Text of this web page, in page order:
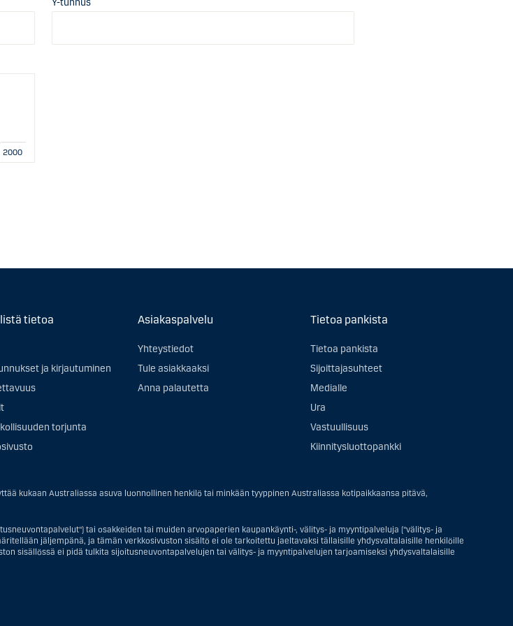
2000
tietoa
ja kirjautuminen
torjunta
Asiakaspalvelu
Yhteystiedot
Tule asiakkaaksi
Anna palautetta
Tietoa pankista
Tietoa pankista
Sijoittajasuhteet
Medialle
Ura
Vastuullisuus
Kiinnitysluottopankki
kukaan Australiassa asuva luonnollinen henkilö tai minkään tyyppinen Australiassa kotipaikkaansa pitävä,
tai osakkeiden tai muiden arvopaperien kaupankäynti-, välitys- ja myyntipalveluja ("välitys- ja
jäljempänä, ja tämän verkkosivuston sisältö ei ole tarkoitettu jaeltavaksi tällaisille yhdysvaltalaisille henkilöille
sisällössä ei pidä tulkita sijoitusneuvontapalvelujen tai välitys- ja myyntipalvelujen tarjoamiseksi yhdysvaltalaisille